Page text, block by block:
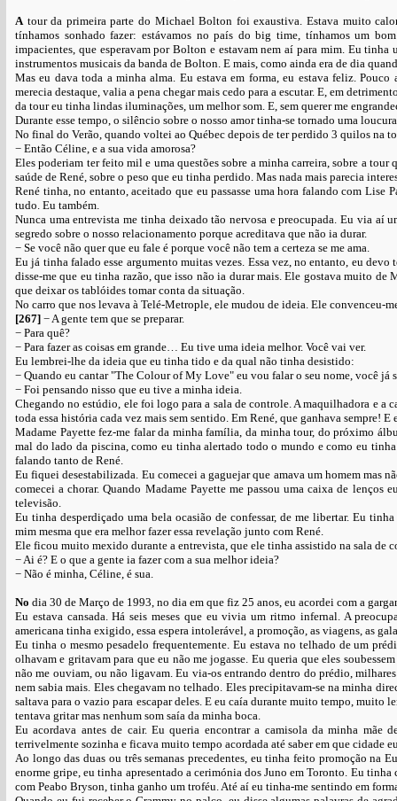
Atour da primeira parte do Michael Bolton foi exaustiva. Estava muito
tínhamos sonhado fazer: estávamos no país do big time, tínhamos um
impacientes, que esperavam por Bolton e estavam nem aí para mim. Eu
instrumentos musicais da banda de Bolton. E mais, como ainda era de dia
Mas eu dava toda a minha alma. Eu estava em forma, eu estava feliz.
merecia destaque, valia a pena chegar mais cedo para a escutar. E, em
da tour eu tinha lindas iluminações, um melhor som. E, sem querer me
Durante esse tempo, o silêncio sobre o nosso amor tinha-se tornado uma
No final do Verão, quando voltei ao Québec depois de ter perdido 3 quilos na
− Então Céline, e a sua vida amorosa?
Eles poderiam ter feito mil e uma questões sobre a minha carreira, sobre a
saúde de René, sobre o peso que eu tinha perdido. Mas nada mais parecia
René tinha, no entanto, aceitado que eu passasse uma hora falando com Lise
tudo. Eu também.
Nunca uma entrevista me tinha deixado tão nervosa e preocupada. Eu via aí
segredo sobre o nosso relacionamento porque acreditava que não ia durar.
− Se você não quer que eu fale é porque você não tem a certeza se me ama.
Eu já tinha falado esse argumento muitas vezes. Essa vez, no entanto, eu
disse-me que eu tinha razão, que isso não ia durar mais. Ele gostava muito de
que deixar os tablóides tomar conta da situação.
No carro que nos levava à Telé-Metrople, ele mudou de ideia. Ele convenceu-
[267] − A gente tem que se preparar.
− Para quê?
− Para fazer as coisas em grande… Eu tive uma ideia melhor. Você vai ver.
Eu lembrei-lhe da ideia que eu tinha tido e da qual não tinha desistido:
− Quando eu cantar "The Colour of My Love" eu vou falar o seu nome, você já
− Foi pensando nisso que eu tive a minha ideia.
Chegando no estúdio, ele foi logo para a sala de controle. A maquilhadora e a
toda essa história cada vez mais sem sentido. Em René, que ganhava sempre! E
Madame Payette fez-me falar da minha família, da minha tour, do próximo
mal do lado da piscina, como eu tinha alertado todo o mundo e como eu
falando tanto de René.
Eu fiquei desestabilizada. Eu comecei a gaguejar que amava um homem mas
comecei a chorar. Quando Madame Payette me passou uma caixa de
televisão.
Eu tinha desperdiçado uma bela ocasião de confessar, de me libertar. Eu
mim mesma que era melhor fazer essa revelação junto com René.
Ele ficou muito mexido durante a entrevista, que ele tinha assistido na sala de
− Ai é? E o que a gente ia fazer com a sua melhor ideia?
− Não é minha, Céline, é sua.
No dia 30 de Março de 1993, no dia em que fiz 25 anos, eu acordei com a
Eu estava cansada. Há seis meses que eu vivia um ritmo infernal. A
americana tinha exigido, essa espera intolerável, a promoção, as viagens, as
Eu tinha o mesmo pesadelo frequentemente. Eu estava no telhado de um
olhavam e gritavam para que eu não me jogasse. Eu queria que eles
não me ouviam, ou não ligavam. Eu via-os entrando dentro do prédio,
nem sabia mais. Eles chegavam no telhado. Eles precipitavam-se na minha
saltava para o vazio para escapar deles. E eu caía durante muito tempo, muito
tentava gritar mas nenhum som saía da minha boca.
Eu acordava antes de cair. Eu queria encontrar a camisola da minha
terrivelmente sozinha e ficava muito tempo acordada até saber em que cidade
Ao longo das duas ou três semanas precedentes, eu tinha feito promoção
enorme gripe, eu tinha apresentado a cerimónia dos Juno em Toronto. Eu
com Peabo Bryson, tinha ganho um troféu. Até aí eu tinha-me sentindo em